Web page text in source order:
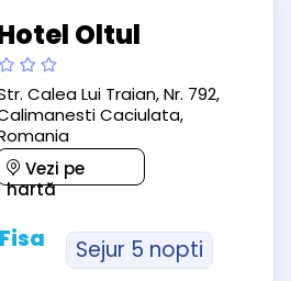
Oltul
Calea Lui Traian, Nr. 792,
Caciulata,
Vezi pe
hartă
Sejur 5 nopti